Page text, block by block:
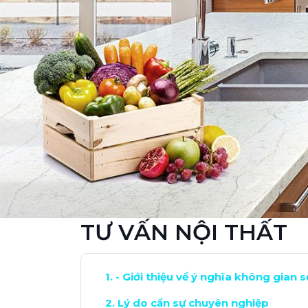
TƯ VẤN NỘI THẤT
- Giới thiệu về ý nghĩa không gian
Lý do cần sự chuyên nghiệp